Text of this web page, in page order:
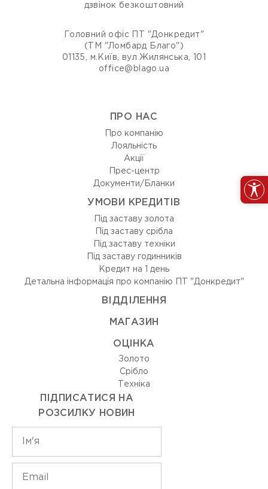
дзвінок безкоштовний
Головний офіс ПТ "Донкредит"
(ТМ "Ломбард Благо")
01135, м.Київ, вул Жилянська, 101
office@blago.ua
ПРО НАС
Про компанію
Лояльність
Акції
Прес-центр
Документи/Бланки
УМОВИ КРЕДИТІВ
Під заставу золота
Під заставу срібла
Під заставу техніки
Під заставу годинників
Кредит на 1 день
Детальна інформація про компанію ПТ "Донкредит"
ВIДДIЛЕННЯ
МАГАЗИН
ОЦIНКА
Золото
Срiбло
Технiка
ПІДПИСАТИСЯ НА
РОЗСИЛКУ НОВИН